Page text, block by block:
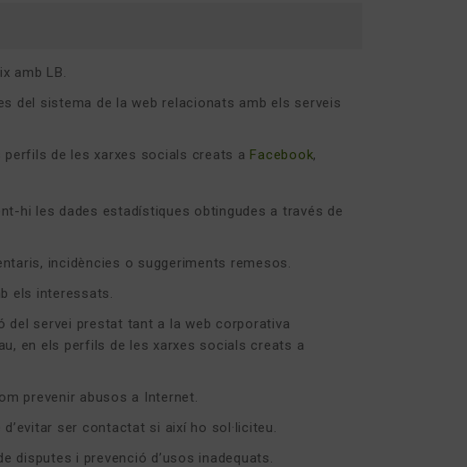
amb LB.
del sistema de la web relacionats amb els serveis
de les xarxes socials creats a Facebook,
hi les dades estadístiques obtingudes a través de
incidències o suggeriments remesos.
els interessats.
del servei prestat tant a la web corporativa
en els perfils de les xarxes socials creats a
prevenir abusos a Internet.
ser contactat si així ho sol·liciteu.
disputes i prevenció d’usos inadequats.